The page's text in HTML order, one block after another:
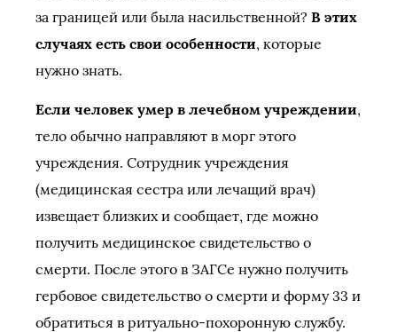
за границей или была насильственной? В этих
случаях есть свои особенности, которые
нужно знать.
Если человек умер в лечебном учреждении,
тело обычно направляют в морг этого
учреждения. Сотрудник учреждения
(медицинская сестра или лечащий врач)
извещает близких и сообщает, где можно
получить медицинское свидетельство о
смерти. После этого в ЗАГСе нужно получить
гербовое свидетельство о смерти и форму 33 и
обратиться в ритуально-похоронную службу.